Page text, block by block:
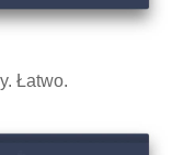
Łatwo.